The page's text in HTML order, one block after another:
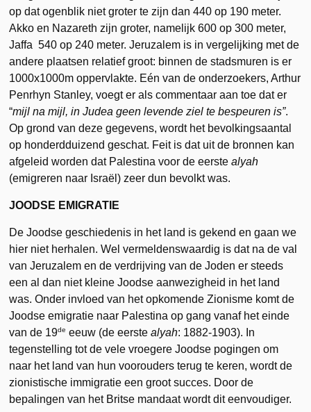
op dat ogenblik niet groter te zijn dan 440 op 190 meter.
Akko en Nazareth zijn groter, namelijk 600 op 300 meter,
Jaffa 540 op 240 meter. Jeruzalem is in vergelijking met de
andere plaatsen relatief groot: binnen de stadsmuren is er
1000x1000m oppervlakte. Eén van de onderzoekers, Arthur
Penrhyn Stanley, voegt er als commentaar aan toe dat er
“mijl na mijl, in Judea geen levende ziel te bespeuren is”.
Op grond van deze gegevens, wordt het bevolkingsaantal
op honderdduizend geschat. Feit is dat uit de bronnen kan
afgeleid worden dat Palestina voor de eerstealyah
(emigreren naar Israël) zeer dun bevolkt was.
JOODSE EMIGRATIE
De Joodse geschiedenis in het land is gekend en gaan we
hier niet herhalen. Wel vermeldenswaardig is dat na de val
van Jeruzalem en de verdrijving van de Joden er steeds
een al dan niet kleine Joodse aanwezigheid in het land
was. Onder invloed van het opkomende Zionisme komt de
Joodse emigratie naar Palestina op gang vanaf het einde
van de 19de eeuw (de eerstealyah: 1882-1903). In
tegenstelling tot de vele vroegere Joodse pogingen om
naar het land van hun voorouders terug te keren, wordt de
zionistische immigratie een groot succes. Door de
bepalingen van het Britse mandaat wordt dit eenvoudiger.